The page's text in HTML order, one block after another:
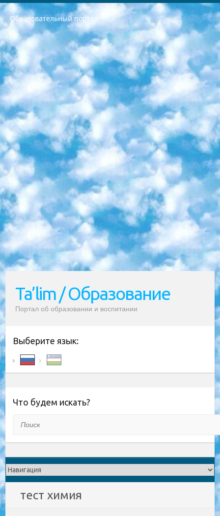
Образовательный портал
РЕСПУБЛИКА УЗБЕКИСТАН МИНИСТРЕРСТВО ДОШКОЛЬНОГО И ШКОЛЬНОГО ОБРАЗОВАНИЯ КОМАНДА в общеобразовательных учреждениях в 2023-2024 учебном году организация и проведение итоговой государственной аттестации обучающихся о Министра дошкольного и школьного образования Республики Узбекистан от 4 марта 2008 года (постановлением Минюста от 20 марта 2008 года № 1778 государственной регистрации) «Итоговое состояние учащихся общего среднего образования на основании положения об утверждении положения об аттестации общего среднего образования выпускной экзамен студентов в образовательных учреждениях в 2023-2024 учебном году В целях организации и прохождения аттестации приказываю: 1. Следующее: перечень предметов, по которым будет проводиться итоговая государственная аттестация и экзамен формы перевода согласно приложению 1; сертификаты международного образца, оценивающие уровень владения иностранными языками перечень согласно приложению 2; 2. Педагогический при специализированных образовательных учреждениях. научно-практический центр квалификации и международной оценки (Д.Давидова) 2024 г. До 25 марта: задания по предметам, по которым будет проводиться итоговая аттестация разработка и утверждение технических условий; итоговая аттестация на основании разработанного предметного задания разработка вопросов по предметам (устно и письменно), экзамен передача; общеобразовательные средние школы и специальные учебные заведения учащиеся выпускных классов школ и интернатов в агентской системе подготовка базы данных экзаменационных материалов и критериев оценки; перевод базы экзаменационных материалов на все языки обучения подать в Республиканский образовательный центр для изготовления; варианты экзаменов на основе разработанных контрольных материалов пусть будут поставлены задачи формирования. 3. Республиканский образовательный центр (Ш.Худайкулов) до 5 апреля 2024 года. до: база данных предоставленных экзаменационных материалов на все языки обучения перевод и экспертиза; для слепых, слабовидящих, глухих, слабослышащих и умственно отсталых детей учащиеся выпускных классов специализированных школ и школ-интернатов база данных экзаменационных материалов на всех преподаваемых языках подготовка критериев оценки; специализированные школы для умственно отсталых детей и технологии для учащихся выпускных классов школ-интернатов разработка соответствующих рекомендаций и критериев проведения ЕГЭ по естествознанию давать задания. 4. Педагогический при специализированных образовательных учреждениях. Научно-практический центр навыков и международной оценки (Д.Давидова), Республика образовательный центр (Худайкулов Ш.) итоговый государственный аттестационный экзамен ориентирован на творческое и логическое мышление при подготовке базы материалов учитывать введение заданий. 5. Следует отметить, что: сертификат государственного образца о знании общеобразовательного предмета и как минимум национальный уровень B1 по предметам на иностранных языках, указанным в Приложении 2. или международно признанный сертификат эквивалентного уровня студенты, изучающие определенный предмет, освобождаются от экзамена; по соответствующим предметам запланирована итоговая государственная аттестация за день до дня, путем жеребьевки Рабочей группой (в письменной форме по предметам, проводимым в форме) из числа сформированных вариантов выбрано 2 варианта; 2 выбранных варианта экзамена анонсированы на официальном сайте министерства и все выпускники по всей стране на основе этих вариантов проводит итоговую государственную аттестацию. 6. Государственное образование учащихся средних общеобразовательных учреждений. знания в соответствии с квалификационными требованиями, которые необходимо приобрести на основании стандартов итоговый (выпускной) контроль для 9 и 11 классов в целях тестирования Экзамены (далее – экзамены) состоят из предметов, перечисленных в приложении 1. будет сделано. 7. Экзамены пройдут с 26 мая по 15 июня 2024 г. (кроме науки физического воспитания). 8. Физическая для учащихся 9 классов общесредних образовательных учреждений. Экзамены по предмету «Образование, квалификация медицина» 1-6 мая 2024 года. сотрудники перевести под присмотр (с отклонениями в физическом или умственном развитии) специализированная школа для детей, школы-интернаты и со сколиозом школы-интернаты санаторного типа для больных детей исключены). 9. Он был слепым, слабовидящим и имел нарушения опорно-двигательного аппарата. экзамены в специализированных школах и интернатах для детей должны проводиться исходя из требований, предъявляемых к общеобразовательным учреждениям (физкультура кроме науки). 10. Специализированная школа для глухих и слабослышащих детей. и экзамены в интернатах и быть реализован в виде письменного теста по математике. 11. Специальность для умственно отсталых детей. Для 9 класса Родной язык и литературное письмо Государственный язык (язык обучения – узбекский). для неклассов) написано Математическое письмо Письменная/устная история Узбекистана Физическое воспитание практично Итоговый контроль Для 11 класса Написание родного языка и литературы (эссе) Математическое письмо Узбекский язык (обучение на узбекском языке) не посещающее общее среднее образование для учреждений)/Образовательное учреждение выбор письменный и устный Иностранный язык письменный/устный Письменная/устная история Узбекистана *По выбору студента:  Химия  Физика  Основы государственного права  География 10 бесплатных образовательных ресурсов - Мы составили подборку онлайн-проектов с интерактивными упражнениями, видеолекциями и статьями. Они помогут вам обрести новые и освежить старые знания бесплатно. 1. «ИНТУИТ» Старейшая образовательная площадка Рунета. Здесь вы найдёте сотни текстовых и видеокурсов на десятки различных тем — от программирования до психологии. Многие курсы подготовлены российскими университетами и крупными международными компаниями вроде Intel и Microsoft. Самостоятельное обучение бесплатное, но желающие могут оплатить услуги персональных наставников. 2. «Смартия» знакомит с актуальными профессиями и подсказывает, как им обучаться. Выбрав заинтересовавшую вас специальность — SMM-специалист, фотограф, веб-дизайнер или другую, — увидите список необходимых для неё умений. Чтобы вы могли освоить их самостоятельно, для каждого умения площадка отображает подборку ссылок на учебные материалы. Хотя «Смартия» ориентируется на русскоязычную аудиторию, часть контента всё же доступна только на английском. 3. «Лекторий Физтеха» Проект Московского физико-технического института (Физтеха). С его помощью вы можете смотреть онлайн серии лекций, записанные на видео в этом вузе. В числе доступных предметов — физика, биология, химия, информационные технологии и другие. К некоторым лекциям администрация ресурса прилагает готовые конспекты, которые можно скачивать в PDF-формате. 4. ITMOcourses Онлайн-площадка Санкт-Петербургского национального исследовательского университета информационных технологий, механики и оптики (ИТМО). Ресурс предоставляет свободный доступ к курсам, разработанным в этом вузе. Каталог материалов разбит на четыре категории: «Оптические системы и технологии», «Приборостроение и робототехника», «Информационные технологии» и «Биотехнологии». Курсы состоят из видеолекций, интерактивных демонстраций и заданий. 5. «КиберЛенинка» Электронная научная библиотека открытого доступа. Каталог площадки регулярно обрастает текстами статей из различных научных изданий. Сгруппированные по журналам и рубрикам публикации можно читать онлайн или скачивать целиком в PDF-формате. Проект нацелен на популяризацию науки за счёт открытого доступа к качественной информации. 6. «ПостНаука» На этом ресурсе публикуют подборки видеолекций, составленные экспертами из разных отраслей и объединённые общими темами. Среди них, к примеру, есть серии «Биоинформатика и геномика», «Культура средневековой Скандинавии» и Cinema Studies о теории кино. Каждая подборка лекций — логически связанная история, рассказанная экспертом от первого лица. Кроме того, на сайте появляются научно-образовательные статьи и тесты на разные темы. 7. «Newочём» Команда проекта «Newочём» отбирает самые интересные тексты из англоязычных СМИ и переводит те из них, за которые голосуют участники сообщества «ВКонтакте». По большей части это научно-популярные статьи. Редакторы придумывают лишь заголовки, в остальном содержание переводов соответствует оригиналам. Полные тексты можно читать прямо в социальной сети. 8. InternetUrok Онлайн-база материалов по основным дисциплинам школьной программы. Информация на сайте структурирована по классам, предметам и темам (урокам). Каждый урок состоит из видеолекций и конспектов. Есть также интерактивные тренажёры и тесты для закрепления пройденного материала. Даже если вы давно окончили школу, возможность повторить программу старших классов всегда может пригодиться. 9. Edutainme Ещё один ресурс об образовании. В отличие от Newtonew, как мне кажется, Edutainme больше ориентируется на представителей индустрии: педагогов, предпринимателей, разработчиков образовательных проектов. Но и любой, кто просто стремится к саморазвитию, найдёт на сайте много полезного и интересного для себя. Например, информацию о новых курсах и образовательных сервисах. 10. Newtonew Онлайн-медиа об образовании и обучении в широком смысле. Авторы Newtonew пишут об инструментах, заведениях, тактиках и стратегиях, которые помогают учить других и получать новые знания самостоятельно. На этой площадке вы найдёте новости, обзоры, аналитические мат
Ta’lim / Образование
Портал об образовании и воспитании
Выберите язык:
Что будем искать?
тест химия